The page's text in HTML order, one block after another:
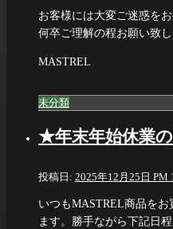
お客様には大変ご迷惑を
何卒ご理解の程お願い致し
MASTREL
未分類
★年末年始休業
投稿日: 2025年12月25日 PM
いつもMASTREL商品を
ます。勝手ながら下記日